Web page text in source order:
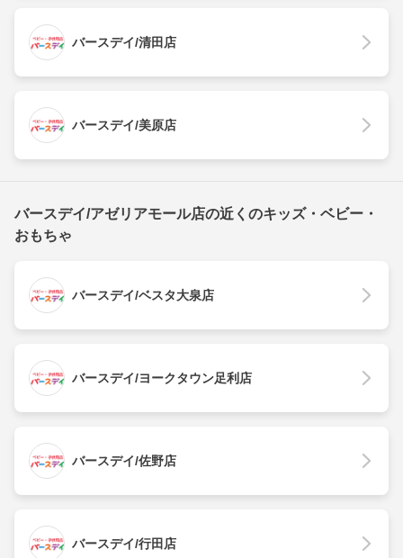
バースデイ/清田店
バースデイ/美原店
バースデイ/アゼリアモール店の近くのキッズ・ベビー・
おもちゃ
バースデイ/ベスタ大泉店
バースデイ/ヨークタウン足利店
バースデイ/佐野店
バースデイ/行田店